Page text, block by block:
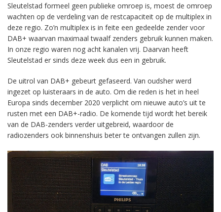
Sleutelstad formeel geen publieke omroep is, moest de omroep
wachten op de verdeling van de restcapaciteit op de multiplex in
deze regio. Zo’n multiplex is in feite een gedeelde zender voor
DAB+ waarvan maximaal twaalf zenders gebruik kunnen maken.
In onze regio waren nog acht kanalen vrij. Daarvan heeft
Sleutelstad er sinds deze week dus een in gebruik.
De uitrol van DAB+ gebeurt gefaseerd. Van oudsher werd
ingezet op luisteraars in de auto. Om die reden is het in heel
Europa sinds december 2020 verplicht om nieuwe auto’s uit te
rusten met een DAB+-radio. De komende tijd wordt het bereik
van de DAB-zenders verder uitgebreid, waardoor de
radiozenders ook binnenshuis beter te ontvangen zullen zijn.